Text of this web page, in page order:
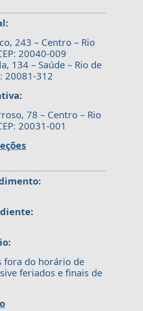
243 – Centro – Rio
20040-009
134 – Saúde – Rio de
20081-312
78 – Centro – Rio
20031-001
fora do horário de
feriados e finais de